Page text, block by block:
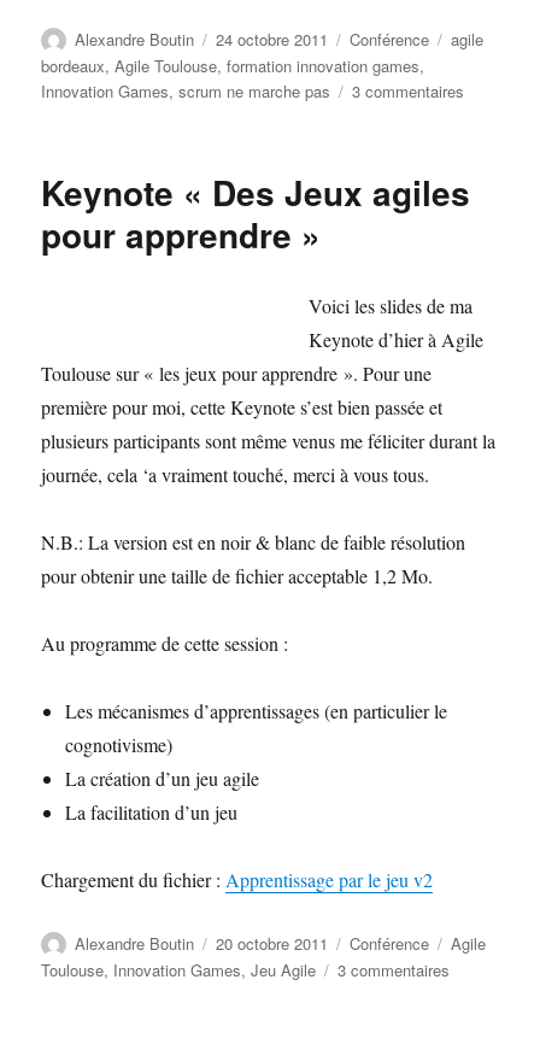
Auteur
Alexandre Boutin
Publié
le
24 octobre 2011 Catégories
Conférence Étiquettes
agile
bordeaux,Agile Toulouse,formation innovation games,
Innovation Games,scrum ne marche pas 3 commentaires
Sud
Keynote « Des Jeux agiles
pour apprendre »
Voici les slides de ma
Keynote d’hier à Agile
Toulouse sur « les jeux pour apprendre ». Pour une
première pour moi, cette Keynote s’est bien passée et
plusieurs participants sont même venus me féliciter durant la
journée, cela ‘a vraiment touché, merci à vous tous.
N.B.: La version est en noir & blanc de faible résolution
pour obtenir une taille de fichier acceptable 1,2 Mo.
Au programme de cette session :
Les mécanismes d’apprentissages (en particulier le
cognotivisme)
La création d’un jeu agile
La facilitation d’un jeu
Chargement du fichier : Apprentissage par le jeu v2
Auteur
Alexandre Boutin
Publié
le
20 octobre 2011 Catégories
Conférence Étiquettes
Agile
Toulouse, Innovation Games,Jeu Agile 3 commentaires